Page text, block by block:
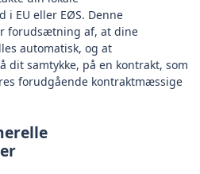
i EU eller EØS. Denne
forudsætning af, at dine
automatisk, og at
dit samtykke, på en kontrakt, som
forudgående kontraktmæssige